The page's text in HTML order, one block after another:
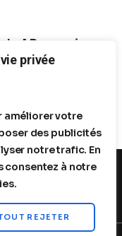
privée
améliorer votre
des publicités
notre trafic. En
consentez à notre
REJETER
Recession
DE NOUS